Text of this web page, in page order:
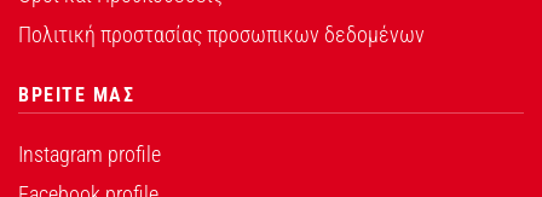
Πολιτική προστασίας προσωπικων δεδομένων
ΒΡΕΙΤΕ ΜΑΣ
Instagram profile